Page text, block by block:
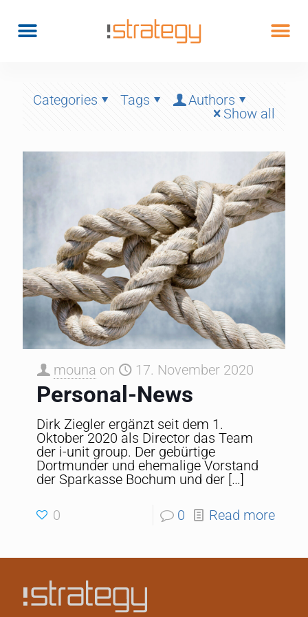
Categories Tags
Authors
Show all
mouna on 17. November 2020
Personal-News
Dirk Ziegler ergänzt seit dem 1.
Oktober 2020 als Director das Team
der i-unit group. Der gebürtige
Dortmunder und ehemalige Vorstand
der Sparkasse Bochum und der […]
0 0 Read more